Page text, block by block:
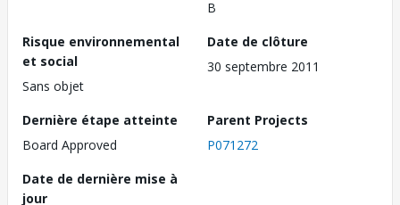
B
Risque environnemental
et social
Sans objet
Date de clôture
30 septembre 2011
Dernière étape atteinte
Board Approved
Parent Projects
P071272
Date de dernière mise à
jour